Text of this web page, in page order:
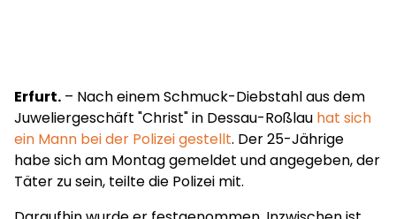
Erfurt. – Nach einem Schmuck-Diebstahl aus dem
Juweliergeschäft "Christ" in Dessau-Roßlau hat sich
ein Mann bei der Polizei gestellt. Der 25-Jährige
habe sich am Montag gemeldet und angegeben, der
Täter zu sein, teilte die Polizei mit.